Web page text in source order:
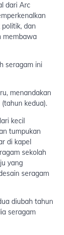
dari Arc
dan
membawa
seragam ini
menandakan
kedua).
kecil
tumpukan
di kapel
sekolah
yang
seragam
diubah tahun
seragam